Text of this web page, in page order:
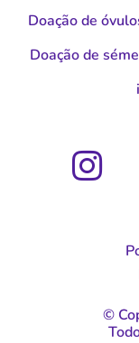
Doação de
Doação de
©